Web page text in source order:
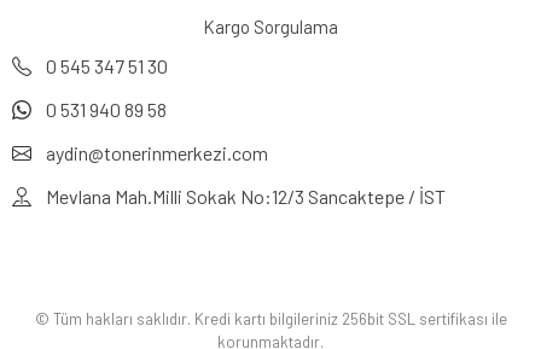
Kargo Sorgulama
0 545 347 51 30
0 531 940 89 58
aydin@tonerinmerkezi.com
Mevlana Mah.Milli Sokak No:12/3 Sancaktepe / İST
© Tüm hakları saklıdır. Kredi kartı bilgileriniz 256bit SSL sertifikası ile
korunmaktadır.